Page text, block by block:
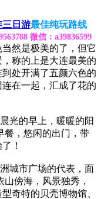
三日游最佳纯玩路线
微信：a39836599
然是极美的了，但它
称的上是大连最美的
处开满了五颜六色的
在一起，汇成了花的
光的早上，暖暖的阳
餐，悠闲的出门，带
！
城市广场的代表，面
傍海，风景独秀，
奇特的贝壳博物馆、